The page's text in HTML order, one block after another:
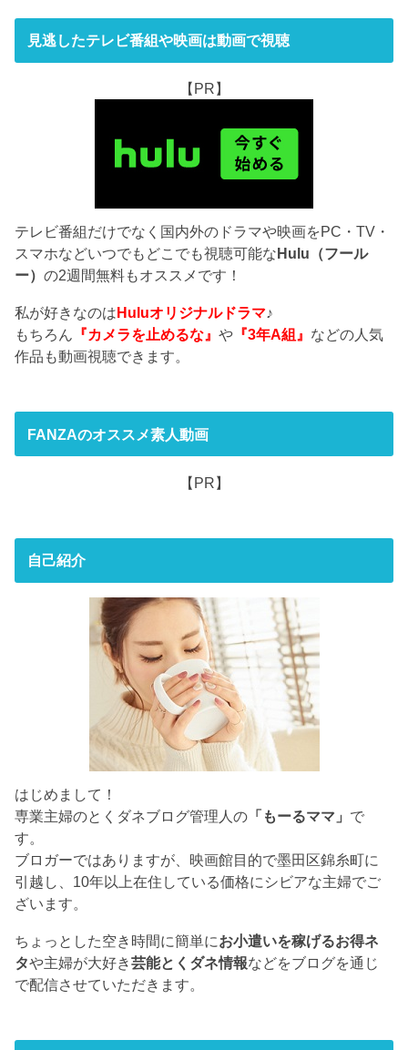
見逃したテレビ番組や映画は動画で視聴
【PR】
テレビ番組だけでなく国内外のドラマや映画をPC・TV・
スマホなどいつでもどこでも視聴可能な Hulu（フール
ー）の2週間無料もオススメです！
私が好きなのはHuluオリジナルドラマ♪
もちろん 『カメラを止めるな』や 『3年A組』 などの人気
作品も動画視聴できます。
FANZAのオススメ素人動画
【PR】
自己紹介
はじめまして！
専業主婦のとくダネブログ管理人の 「もーるママ」 で
す。
ブロガーではありますが、映画館目的で墨田区錦糸町に
引越し、10年以上在住している価格にシビアな主婦でご
ざいます。
ちょっとした空き時間に簡単にお小遣いを稼げるお得ネ
タや主婦が大好き芸能とくダネ情報などをブログを通じ
で配信させていただきます。